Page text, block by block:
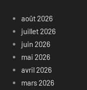
août 2026
juillet 2026
juin 2026
mai 2026
avril 2026
mars 2026